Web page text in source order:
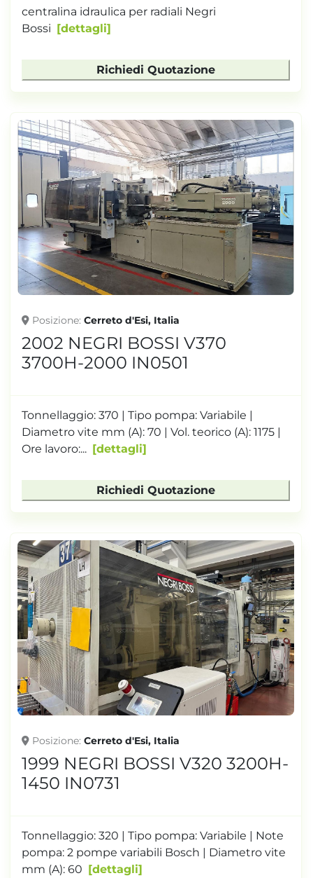
centralina idraulica per radiali Negri
Bossi
dettagli
Richiedi Quotazione
Posizione Cerreto d'Esi, Italia
2002 NEGRI BOSSI V370
3700H-2000 IN0501
Tonnellaggio: 370 | Tipo pompa: Variabile |
Diametro vite mm (A): 70 | Vol. teorico (A): 1175 |
Ore lavoro:...
dettagli
Richiedi Quotazione
Posizione Cerreto d'Esi, Italia
1999 NEGRI BOSSI V320 3200H-
1450 IN0731
Tonnellaggio: 320 | Tipo pompa: Variabile | Note
pompa: 2 pompe variabili Bosch | Diametro vite
mm (A): 60
dettagli